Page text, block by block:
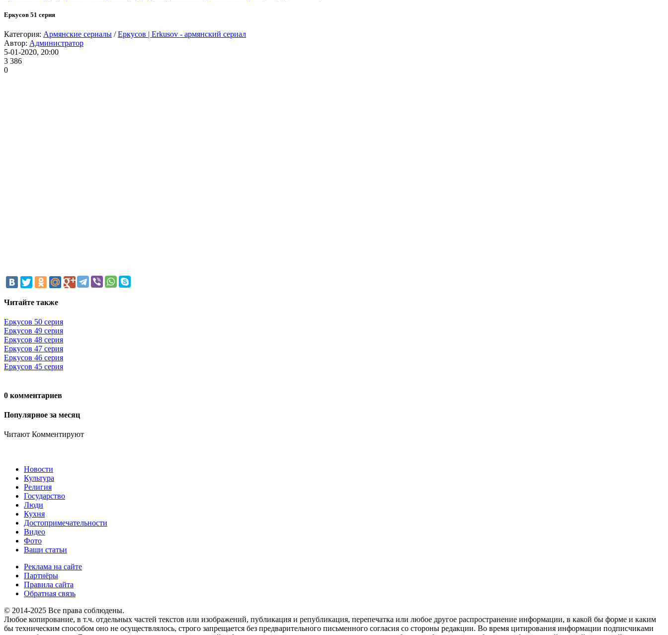
Еркусов 51 серия
Категория: Армянские сериалы /Еркусов | Erkusov - армянский сериал
Автор: Администратор
5-01-2020, 20:00
3 386
0
Читайте также
Еркусов 50 серия
Еркусов 49 серия
Еркусов 48 серия
Еркусов 47 серия
Еркусов 46 серия
Еркусов 45 серия
0 комментариев
Популярное за месяц
Читают Комментируют
Новости
Культура
Религия
Государство
Люди
Кухня
Достопримечательности
Видео
Фото
Ваши статьи
Реклама на сайте
Партнёры
Правила сайта
Обратная связь
© 2014-2025 Все права соблюдены.
Любое копирование, в т.ч. отдельных частей текстов или изображений, публикация и републикация, перепечатка или любое другое распространение информации, в какой бы форме и каким
бы техническим способом оно не осуществлялось, строго запрещается без предварительного письменного согласия со стороны редакции. Во время цитирования информации подписчиками